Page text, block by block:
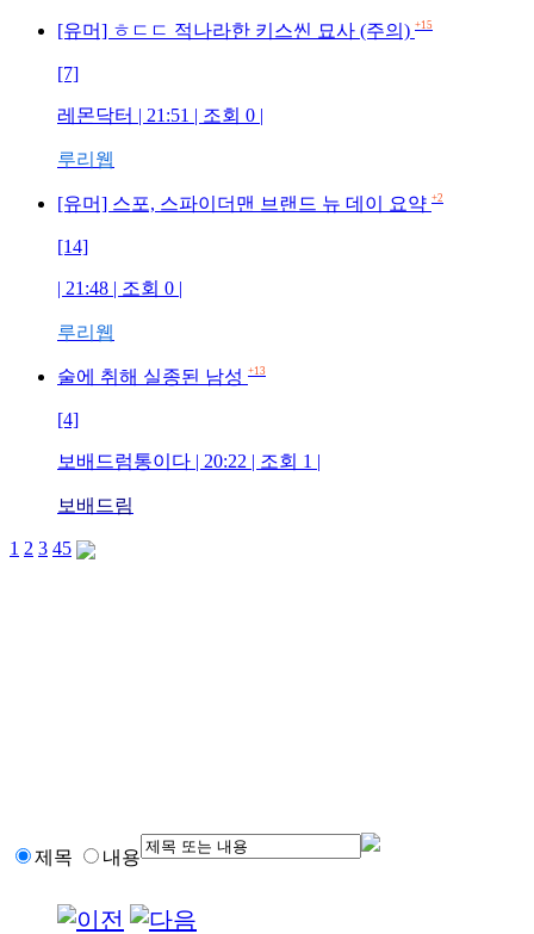
[유머] ㅎㄷㄷ 적나라한 키스씬 묘사 (주의) +15
[7]
레몬닥터 | 21:51 | 조회 0 |
루리웹
[유머] 스포, 스파이더맨 브랜드 뉴 데이 요약 +2
[14]
| 21:48 | 조회 0 |
루리웹
술에 취해 실종된 남성 +13
[4]
보배드럼통이다 | 20:22 | 조회 1 |
보배드림
1 2 3 45
제목 내용